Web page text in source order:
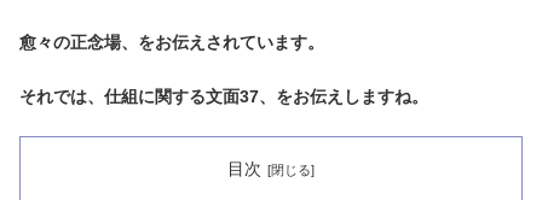
愈々の正念場、をお伝えされています。
それでは、仕組に関する文面37、をお伝えしますね。
目次